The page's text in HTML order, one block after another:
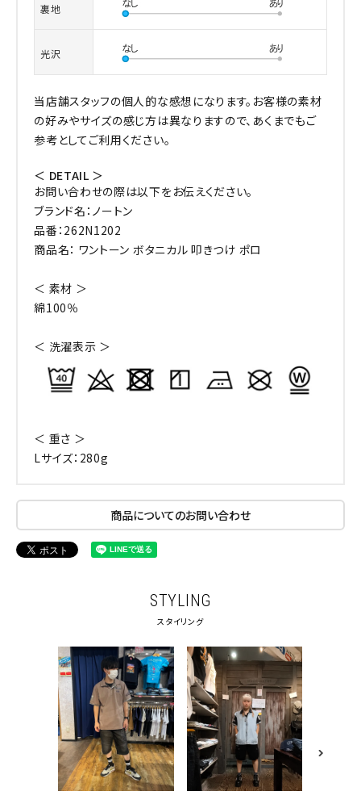
キーワードから探す
裏地
光沢
当店舗スタッフの個人的な感想になります。お客様の素材
の好みやサイズの感じ方は異なりますので、あくまでもご
参考としてご利用ください。
＜ DETAIL ＞
お問い合わせの際は以下をお伝えください。
ブランド名：ノートン
品番：262N1202
商品名： ワントーン ボタニカル 叩きつけ ポロ
＜ 素材 ＞
綿100％
＜ 洗濯表示 ＞
＜ 重さ ＞
Lサイズ：280g
商品についてのお問い合わせ
STYLING
スタイリング